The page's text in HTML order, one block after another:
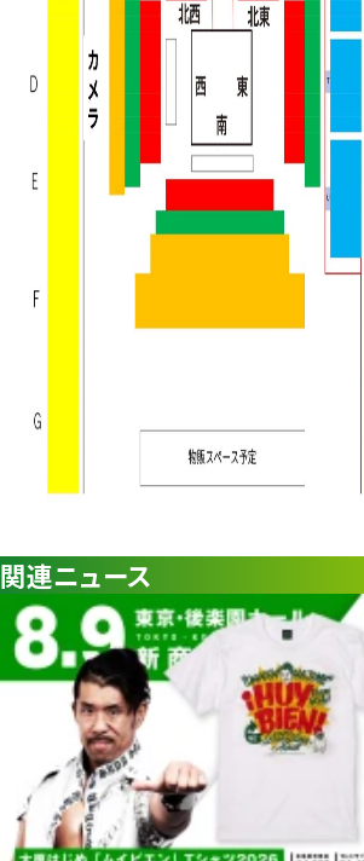
関連ニュース